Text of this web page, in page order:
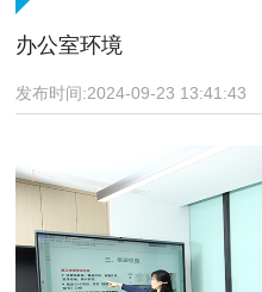
办公室环境
发布时间:2024-09-23 13:41:43